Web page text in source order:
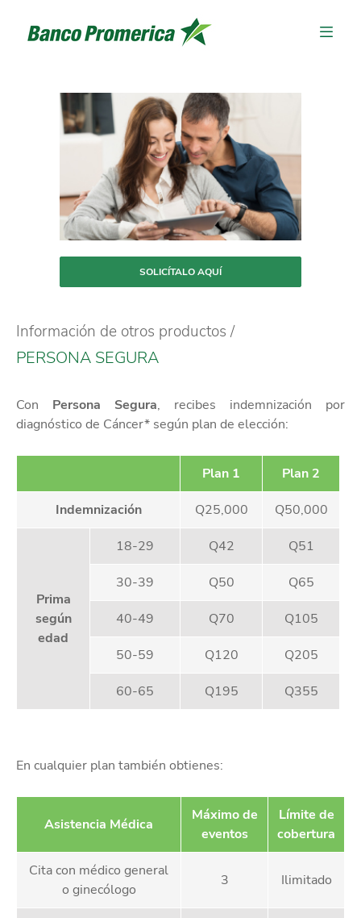
SOLICÍTALO AQUÍ
Información de otros productos
PERSONA SEGURA
Con Persona Segura, recibes indemnización por
diagnóstico de Cáncer* según plan de elección:
Plan 1 Plan 2
Indemnización Q25,000 Q50,000
Prima
según
edad
18-29 Q42 Q51
30-39 Q50 Q65
40-49 Q70 Q105
50-59 Q120 Q205
60-65 Q195 Q355
En cualquier plan también obtienes:
Asistencia Médica
Máximo de
eventos
Límite de
cobertura
Cita con médico general
o ginecólogo
3 Ilimitado